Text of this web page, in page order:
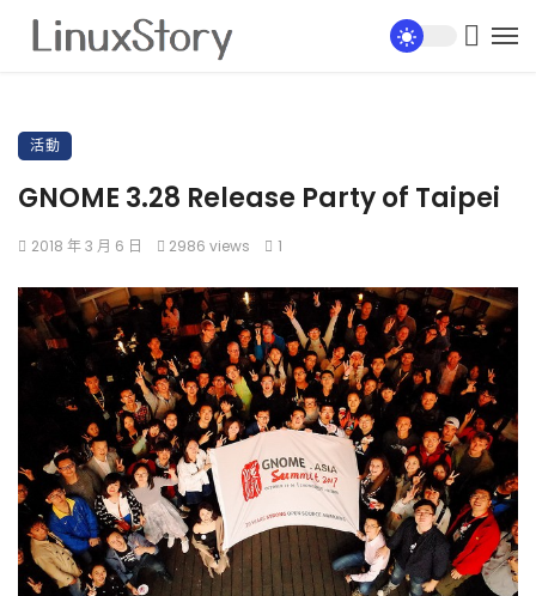
活動
GNOME 3.28 Release Party of Taipei
2018 年 3 月 6 日 2986 views 1